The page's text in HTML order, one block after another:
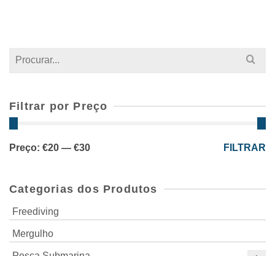
Search
Filtrar por Preço
Preço
Preço
FILTRAR
Preço: €20 — €30
Categorias dos Produtos
Freediving
Mergulho